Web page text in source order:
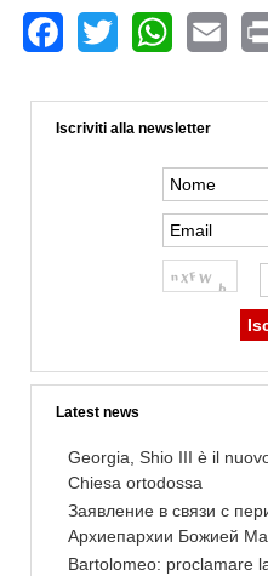
Iscriviti alla newsletter
Latest news
Georgia, Shio III è il
Chiesa ortodossa
Заявление в связи с
Архиепархии Божией
Bartolomeo: proclamare